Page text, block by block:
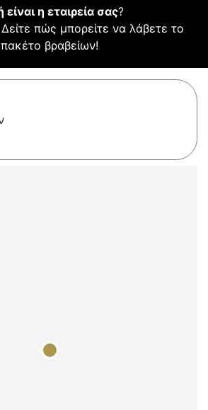
είναι η εταιρεία σας?
Δείτε πώς μπορείτε να λάβετε το
πακέτο βραβείων!